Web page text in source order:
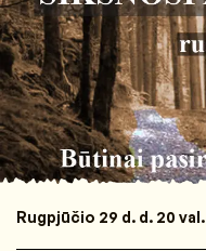
Rugpjūčio 29 d. d. 20 val.